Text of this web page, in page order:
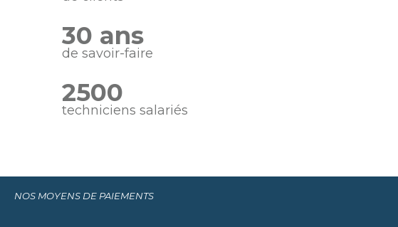
30 ans
de savoir-faire
2500
techniciens salariés
NOS MOYENS DE PAIEMENTS